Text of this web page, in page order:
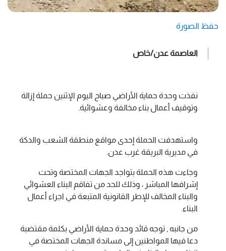
حفظ الصورة
العاصمة عدن/خاص
نفذت وحدة حماية الأراضي صباح اليوم الإثنين حملة إزالة
وتوقيف أعمال بناء مخالفة وعشوائية.
واستهدفت الحملة إحدى مواقع منطقة الشعب والدكة
في مديرية البريقة غرب عدن.
وجاءت هذه الحملة بتواجد الجهات المختصة وتحت
إشرافها المباشر ، وذلك للحد من تفاقم البناء العشوائي
والبناء المخالف للإطر القانونية المتبعة في اجراء أعمال
البناء.
من جانبه , توجه قائد وحدة حماية الأراضي بكلمة مقتضبة
دعا فيها المواطنين إلى مساندة الجهات المختصة في